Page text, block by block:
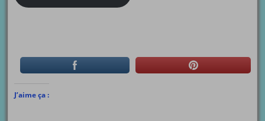
J’aime ça :